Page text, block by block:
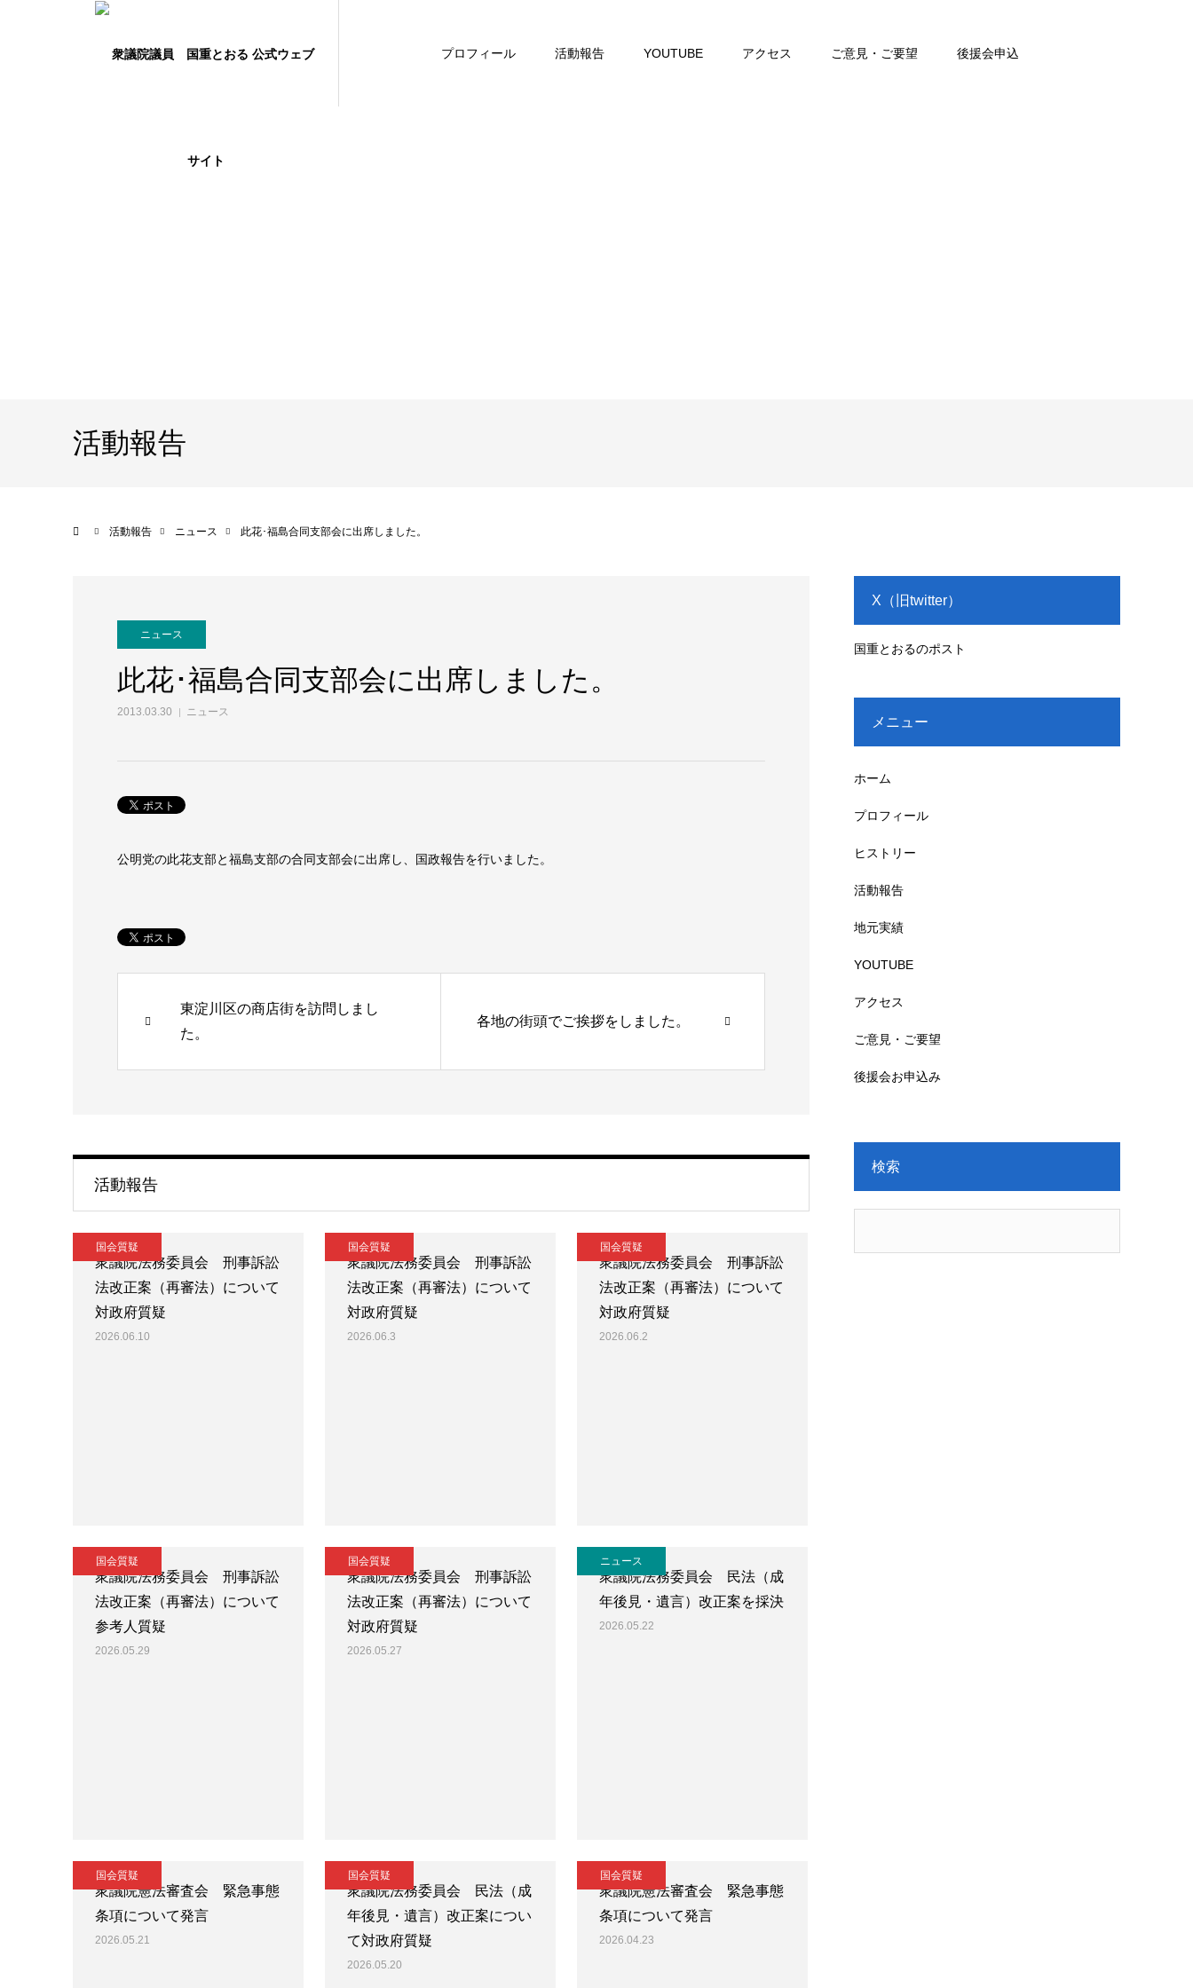
プロフィール 活動報告 YOUTUBE アクセス ご意見・ご要望 後援会申込
活動報告
活動報告 ニュース 此花･福島合同支部会に出席しました。
ニュース
此花･福島合同支部会に出席しました。
2013.03.30 ニュース
公明党の此花支部と福島支部の合同支部会に出席し、国政報告を行いました。
東淀川区の商店街を訪問しまし
た。
各地の街頭でご挨拶をしました。
活動報告
国会質疑
衆議院法務委員会 刑事訴訟
法改正案（再審法）について
対政府質疑
2026.06.10
国会質疑
衆議院法務委員会 刑事訴訟
法改正案（再審法）について
対政府質疑
2026.06.3
国会質疑
衆議院法務委員会 刑事訴訟
法改正案（再審法）について
対政府質疑
2026.06.2
国会質疑
衆議院法務委員会 刑事訴訟
法改正案（再審法）について
参考人質疑
2026.05.29
国会質疑
衆議院法務委員会 刑事訴訟
法改正案（再審法）について
対政府質疑
2026.05.27
ニュース
衆議院法務委員会 民法（成
年後見・遺言）改正案を採決
2026.05.22
国会質疑
衆議院憲法審査会 緊急事態
条項について発言
2026.05.21
国会質疑
衆議院法務委員会 民法（成
年後見・遺言）改正案につい
て対政府質疑
2026.05.20
国会質疑
衆議院憲法審査会 緊急事態
条項について発言
2026.04.23
X（旧twitter）
国重とおるのポスト
メニュー
ホーム
プロフィール
ヒストリー
活動報告
地元実績
YOUTUBE
アクセス
ご意見・ご要望
後援会お申込み
検索